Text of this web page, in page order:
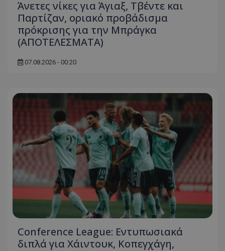
Άνετες νίκες για Άγιαξ, Τβέντε και
Παρτίζαν, οριακό προβάδισμα
πρόκρισης για την Μπράγκα
(ΑΠΟΤΕΛΕΣΜΑΤΑ)
07.08.2026 - 00:20
Conference League: Εντυπωσιακά
διπλά για Χάιντουκ, Κοπεγχάγη,